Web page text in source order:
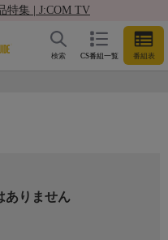
特集 | J:COM TV
CS番組一覧 番組表
検索
ありません